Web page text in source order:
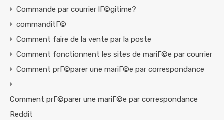
Commande par courrier lГ©gitime?
commanditГ©
Comment faire de la vente par la poste
Comment fonctionnent les sites de mariГ©e par courrier
Comment prГ©parer une mariГ©e par correspondance
Comment prГ©parer une mariГ©e par correspondance
Reddit